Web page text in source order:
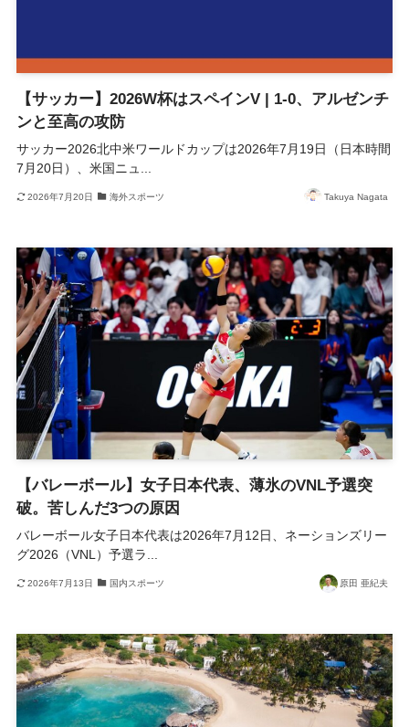
【サッカー】2026W杯はスペインV | 1-0、アルゼンチ
ンと至高の攻防
サッカー2026北中米ワールドカップは2026年7月19日（日本時間
7月20日）、米国ニュ...
2026年7月20日 海外スポーツ Takuya Nagata
【バレーボール】女子日本代表、薄氷のVNL予選突
破。苦しんだ3つの原因
バレーボール女子日本代表は2026年7月12日、ネーションズリー
グ2026（VNL）予選ラ...
2026年7月13日 国内スポーツ 原田 亜紀夫